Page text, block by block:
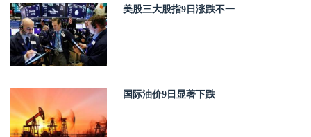
美股三大股指9日涨跌不一
国际油价9日显著下跌